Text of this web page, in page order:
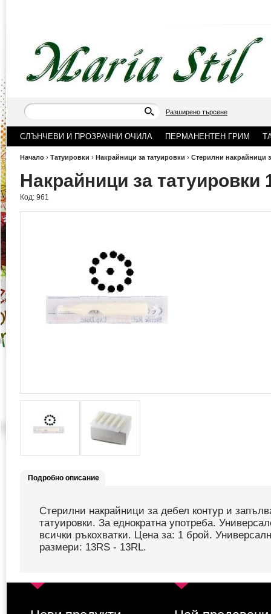
Разширено търсене
СЛЪНЧЕВИ И ПРОЗРАЧНИ ОЧИЛА ПЕРМАНЕНТЕН ГРИМ
Начало › Татуировки › Накрайници за татуировки › Стерилни накрайници
Накрайници за татуировки
Код: 961
Подробно описание
Стерилни накрайници за дебел контур и
татуировки. За еднократна употреба.
всички ръкохватки. Цена за: 1 брой.
размери: 13RS - 13RL.